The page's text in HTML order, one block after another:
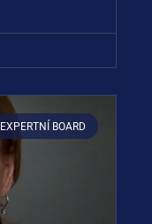
EXPERTNÍ BOARD